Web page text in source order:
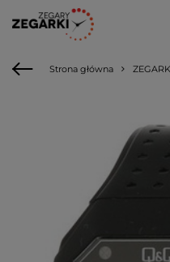
Strona główna